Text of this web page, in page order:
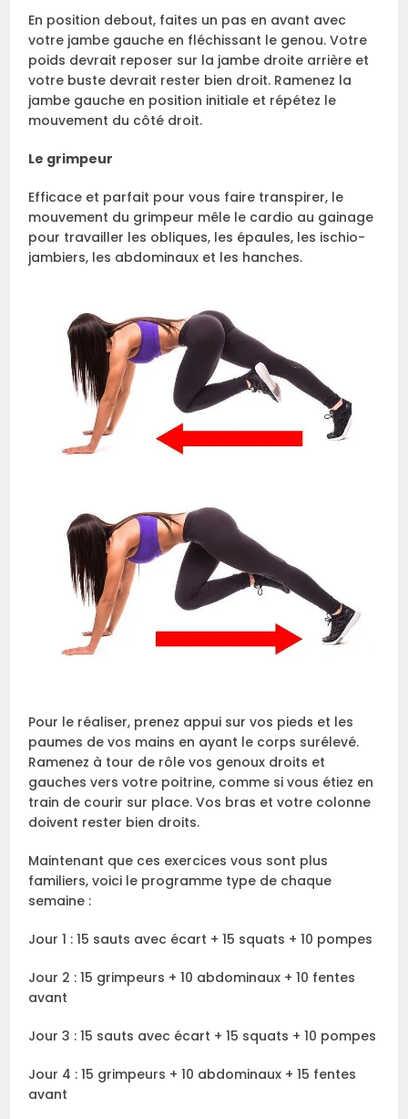
En position debout, faites un pas en avant avec
votre jambe gauche en fléchissant le genou. Votre
poids devrait reposer sur la jambe droite arrière et
votre buste devrait rester bien droit. Ramenez la
jambe gauche en position initiale et répétez le
mouvement du côté droit.
Le grimpeur
Efficace et parfait pour vous faire transpirer, le
mouvement du grimpeur mêle le cardio au gainage
pour travailler les obliques, les épaules, les ischio-
jambiers, les abdominaux et les hanches.
Pour le réaliser, prenez appui sur vos pieds et les
paumes de vos mains en ayant le corps surélevé.
Ramenez à tour de rôle vos genoux droits et
gauches vers votre poitrine, comme si vous étiez en
train de courir sur place. Vos bras et votre colonne
doivent rester bien droits.
Maintenant que ces exercices vous sont plus
familiers, voici le programme type de chaque
semaine :
Jour 1 : 15 sauts avec écart + 15 squats + 10 pompes
Jour 2 : 15 grimpeurs + 10 abdominaux + 10 fentes
avant
Jour 3 : 15 sauts avec écart + 15 squats + 10 pompes
Jour 4 : 15 grimpeurs + 10 abdominaux + 15 fentes
avant